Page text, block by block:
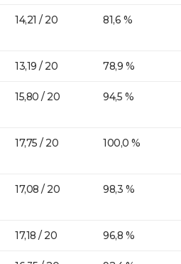
14,21 / 20 81,6 %
13,19 / 20 78,9 %
15,80 / 20 94,5 %
17,75 / 20 100,0 %
17,08 / 20 98,3 %
17,18 / 20 96,8 %